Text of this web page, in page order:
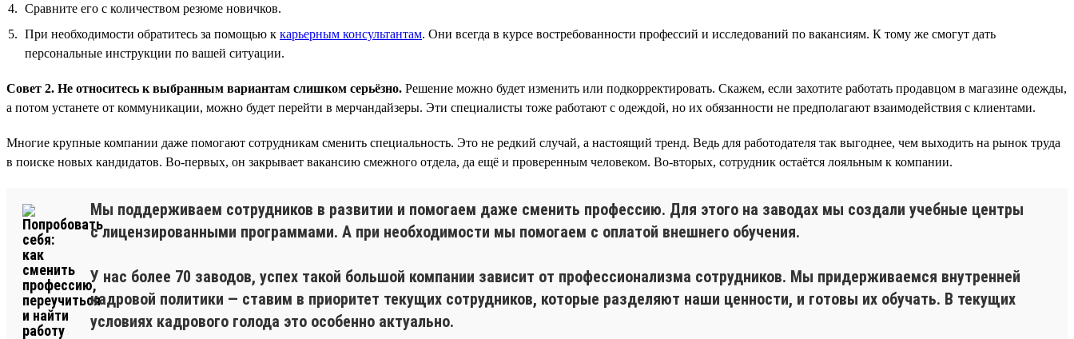
Сравните его с количеством резюме новичков.
При необходимости обратитесь за помощью к карьерным консультантам. Они всегда в курсе востребованности профессий и исследований по вакансиям. К тому же смогут дать
персональные инструкции по вашей ситуации.
Совет 2. Не относитесь к выбранным вариантам слишком серьёзно. Решение можно будет изменить или подкорректировать. Скажем, если захотите работать продавцом в магазине одежды,
а потом устанете от коммуникации, можно будет перейти в мерчандайзеры. Эти специалисты тоже работают с одеждой, но их обязанности не предполагают взаимодействия с клиентами.
Многие крупные компании даже помогают сотрудникам сменить специальность. Это не редкий случай, а настоящий тренд. Ведь для работодателя так выгоднее, чем выходить на рынок труда
в поиске новых кандидатов. Во-первых, он закрывает вакансию смежного отдела, да ещё и проверенным человеком. Во-вторых, сотрудник остаётся лояльным к компании.
Мы поддерживаем сотрудников в развитии и помогаем даже сменить профессию. Для этого на заводах мы создали учебные центры
с лицензированными программами. А при необходимости мы помогаем с оплатой внешнего обучения.
У нас более 70 заводов, успех такой большой компании зависит от профессионализма сотрудников. Мы придерживаемся внутренней
кадровой политики — ставим в приоритет текущих сотрудников, которые разделяют наши ценности, и готовы их обучать. В текущих
условиях кадрового голода это особенно актуально.